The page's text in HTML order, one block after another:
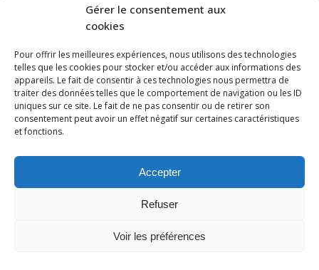
Gérer le consentement aux
cookies
Pour offrir les meilleures expériences, nous utilisons des technologies
telles que les cookies pour stocker et/ou accéder aux informations des
appareils. Le fait de consentir à ces technologies nous permettra de
traiter des données telles que le comportement de navigation ou les ID
uniques sur ce site. Le fait de ne pas consentir ou de retirer son
consentement peut avoir un effet négatif sur certaines caractéristiques
et fonctions.
Accepter
Refuser
Voir les préférences
Cabinet BILLION-PORTE
1 Avenue de la Gaillarde
04 99 62 19 01
09 82 63 51 79
Conception et référencement réalisés parXtremWebSiteSite
Plan du site